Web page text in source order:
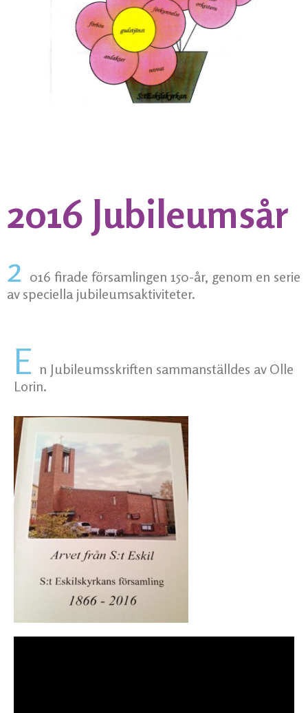
2016 Jubileumsår
2 016 firade församlingen 150-år, genom en serie
av speciella jubileumsaktiviteter.
E n Jubileumsskriften sammanställdes av Olle
Lorin.